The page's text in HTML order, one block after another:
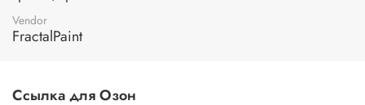
пальцами бумажную основу, сдвигаете ее на себя.
Рисунок остается на изделии. Сразу после нанесения
подойдет акриловый лак на водной основе, матовый,
Vendor
FractalPaint
Ссылка для Озон